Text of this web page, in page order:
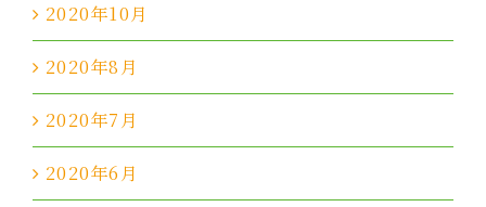
2020年10月
2020年8月
2020年7月
2020年6月